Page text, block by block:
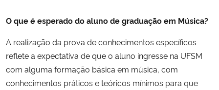
O que é esperado do aluno de graduação em Música?
A realização da prova de conhecimentos específicos
reflete a expectativa de que o aluno ingresse na UFSM
com alguma formação básica em música, com
conhecimentos práticos e teóricos mínimos para que